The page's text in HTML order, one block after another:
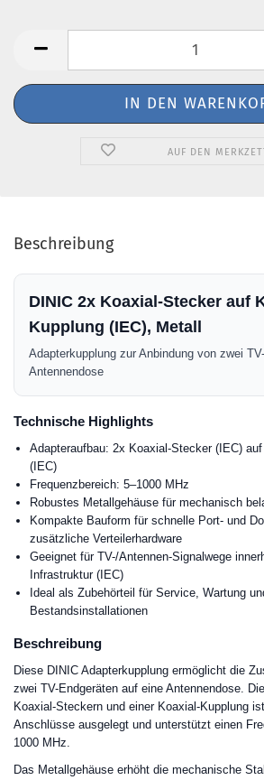
AUF DEN
Beschreibung
DINIC 2x Koaxial-Stecker auf
Kupplung (IEC), Metall
Adapterkupplung zur Anbindung von zwei
Antennendose
Technische Highlights
Adapteraufbau: 2x Koaxial-Stecker (IEC)
(IEC)
Frequenzbereich: 5–1000 MHz
Robustes Metallgehäuse für mechanisch
Kompakte Bauform für schnelle Port- und
zusätzliche Verteilerhardware
Geeignet für TV-/Antennen-Signalwege
Infrastruktur (IEC)
Ideal als Zubehörteil für Service, Wartung
Bestandsinstallationen
Beschreibung
Diese DINIC Adapterkupplung ermöglicht die
zwei TV-Endgeräten auf eine Antennendose.
Koaxial-Steckern und einer Koaxial-Kupplung
Anschlüsse ausgelegt und unterstützt einen
1000 MHz.
Das Metallgehäuse erhöht die mechanische